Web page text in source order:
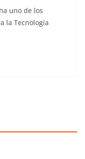
uno de los
la Tecnología